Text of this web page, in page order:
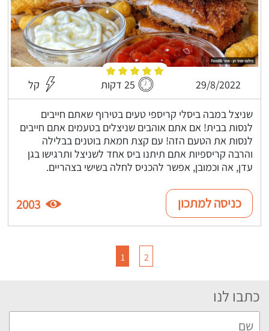
29/8/2022 25 דקות קל
שניצל במבה ביסלי קריספי טעים בטירוף שאתם חייבים
לנסות בבית! אם אתם אוהבים שניצלים בטעמים אתם חייבים
לנסות את הטעם הזה! עם קצת חמאת בוטנים בבלילה
והרבה קריספיות אתם תיתנו ביס אחד לשניצל ותרגישו בגן
עדן, אה וכמובן, אפשר להכניס לחלה בשישי בצהריים.
כניסה למתכון 2003
1 2
כתבו לנו